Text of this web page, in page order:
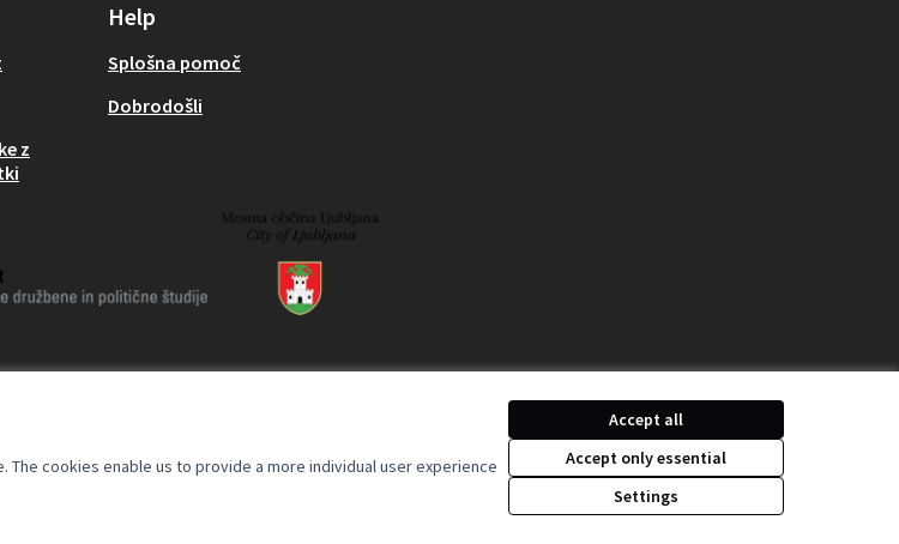
cookies enable us to provide a more individual user experience
Accept all
Accept only essential
Settings
z
Help
Splošna pomoč
Dobrodošli
Decidim Ljubljana na
(Zunanja povezava)